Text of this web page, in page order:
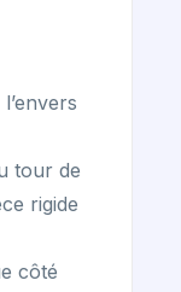
tour de
rigide
côté